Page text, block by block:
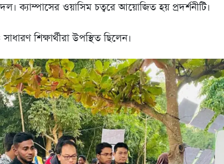
ক্যাম্পাসের ওয়াসিম চত্বরে আয়োজিত হয় প্রদর্শনীটি।
শিক্ষার্থীরা উপস্থিত ছিলেন।